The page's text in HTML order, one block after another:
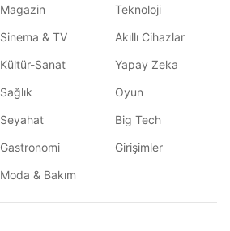
Magazin
Sinema & TV
Kültür-Sanat
Sağlık
Seyahat
Gastronomi
Moda & Bakım
Teknoloji
Akıllı Cihazlar
Yapay Zeka
Oyun
Big Tech
Girişimler